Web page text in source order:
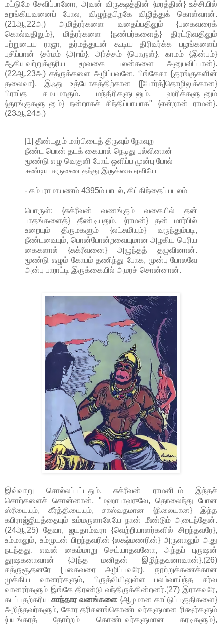
மட்டுமே சேவிப்பானோ, அவன் விருக்ஷத்தின் {மரத்தின்} உச்சியில்
உறங்கியவனைப் போல, விழுந்தபிறகே விழித்துக் கொள்வான்.
(21ஆ,22அ) அமித்ரர்களை வதைப்பதிலும் {பகைவரைக்
கொல்வதிலும்}, மித்ரர்களை {நண்பர்களைத்} திரட்டுவதிலும்
பற்றுடைய ராஜா, தர்மத்துடன் கூடிய திரிவர்க்க பழங்களைப்
புசிப்பான் {தர்மம் {அறம்}, அர்த்தம் {பொருள்}, காமம் {இன்பம்}
ஆகியவற்றுக்குரிய மூவகை பலன்களை அனுபவிப்பான்}.
(22ஆ,23அ) சத்ருக்களை அழிப்பவனே, பிங்கேசா {குரங்குகளின்
தலைவா}, இஃது உத்யோகத்திற்கான {[போர்த்]தொழிலுக்கான}
பிராப்த சமயமாகும். மந்திரிகளுடனும், ஹரிக்களுடனும்
{குரங்குகளுடனும்} நன்றாகச் சிந்திப்பாயாக" {என்றான் ராமன்}.
(23ஆ,24அ)
[1] தீண்டலும் மார்பிடைத் திருவும் நோவுற
நீண்ட பொன் தடக் கையால் நெடிது புல்லினான்
மூண்டு எழு வெகுளி போய் ஒளிப்ப முன்பு போல்
ஈண்டிய கருணை தந்து இருக்கை ஏவியே
- கம்பராமாயணம் 4395ம் பாடல், கிட்கிந்தைப் படலம்
பொருள்: {சுக்ரீவன் வணங்கும் வகையில் தன்
பாதங்களைத்} தீண்டியதும், {ராமன்} தன் மார்பில்
உறையும் திருமகளும் {லட்சுமியும்} வருந்தும்படி,
நீண்டவையும், பொன்போன்றவையுமான அழகிய பெரிய
கைகளால் {சுக்ரீவனை} அழுந்தத் தழுவினான்.
மூண்டு எழும் கோபம் தணிந்து போக, முன்பு போலவே
அன்பு பாராட்டி இருக்கையில் அமரச் சொன்னான்.
இவ்வாறு சொல்லப்பட்டதும், சுக்ரீவன் ராமனிடம் இந்தச்
சொற்களைச் சொன்னான், "மஹாபாஹுவே, தொலைந்து போன
ஸ்ரீயையும், கீர்த்தியையும், சாஸ்வதமான {நிலையான} இந்த
கபிராஜ்ஜியத்தையும் உம்மருளாலேயே நான் மீண்டும் அடைந்தேன்.
(24ஆ,25) தேவா, ஜயதாம்வரா {வெற்றியாளர்களில் சிறந்தவரே},
உம்மாலும், உம்முடன் பிறந்தவரின் {லக்ஷ்மணரின்} அருளாலும் அது
நடந்தது. எவன் கைம்மாறு செய்யாதவனோ, அந்தப் புருஷன்
தூஷகனாவான் {அந்த மனிதன் இழிந்தவனாவான்}.(26)
சத்ருசூதனரே {பகைவரை அழிப்பவரே}, நூற்றுக்கணக்கான
முக்கிய வானரர்களும், பிருத்வியிலுள்ள பலம்வாய்ந்த சர்வ
வானரர்களும் இங்கே திரண்டு வந்திருக்கின்றனர்.(27) இராகவரே,
கடப்பதற்கரிய காந்தார வனங்களை {ஆழமான காட்டுப்பகுதிகளை}
அறிந்தவர்களும், கோர தரிசனங்கொண்டவர்களுமான ரிக்ஷர்களும்
{பயங்கரத் தோற்றம் கொண்டவர்களுமான கரடிகளும்},